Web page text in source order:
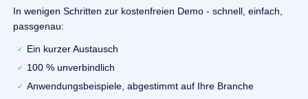
In wenigen Schritten zur kostenfreien Demo - schnell, einfach,
passgenau:
Ein kurzer Austausch
100 % unverbindlich
Anwendungsbeispiele, abgestimmt auf Ihre Branche